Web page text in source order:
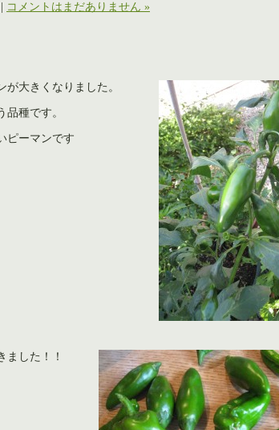
コメントはまだありません »
大きくなりました。
種です。
ピーマンです
ました！！